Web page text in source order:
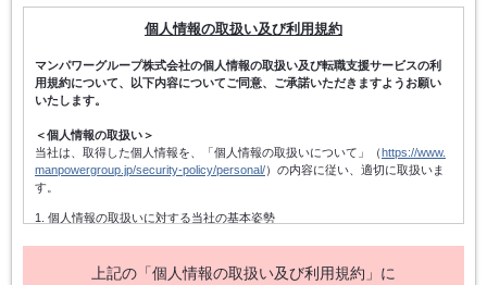
個人情報の取扱い及び利用規約
マンパワーグループ株式会社の個人情報の取扱い及び転職支援サービスの利
用規約について、以下内容についてご同意、ご承諾いただきますようお願い
いたします。
＜個人情報の取扱い＞
当社は、取得した個人情報を、「個人情報の取扱いについて」（ https://www.
manpowergroup.jp/security-policy/personal/）の内容に従い、適切に取扱いま
す。
1. 個人情報の取扱いに対する当社の基本姿勢
ます。また、個人情報の取得にあたっては、適法かつ公正な手段によって
上記の「個人情報の取扱い及び利用規約」に